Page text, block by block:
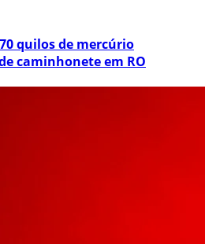
quilos de mercúrio
caminhonete em RO